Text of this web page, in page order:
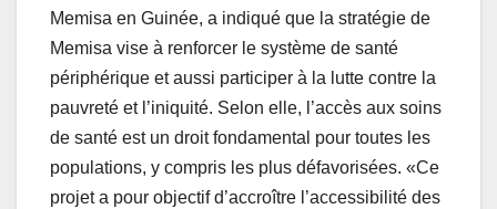
Memisa en Guinée, a indiqué que la stratégie de
Memisa vise à renforcer le système de santé
périphérique et aussi participer à la lutte contre la
pauvreté et l’iniquité. Selon elle, l’accès aux soins
de santé est un droit fondamental pour toutes les
populations, y compris les plus défavorisées. «Ce
projet a pour objectif d’accroître l’accessibilité des